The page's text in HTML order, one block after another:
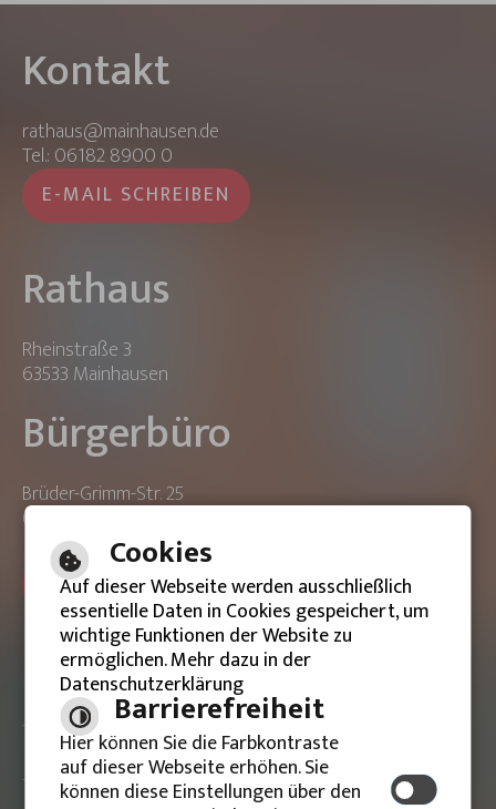
Kontakt
rathaus@mainhausen.de
Tel.: 06182 8900 0
E-MAIL SCHREIBEN
Rathaus
Rheinstraße 3
63533 Mainhausen
Bürgerbüro
Brüder-Grimm-Str. 25
63533 Mainhausen
ONLINE-TERMIN BUCHEN
Barrierefreie Ansicht
Impressum
Cookies
Auf dieser Webseite werden ausschließlich
essentielle Daten in Cookies gespeichert, um
wichtige Funktionen der Website zu
ermöglichen. Mehr dazu in der
Datenschutzerklärung
Barrierefreiheit
Hier können Sie die Farbkontraste
auf dieser Webseite erhöhen. Sie
können diese Einstellungen über den